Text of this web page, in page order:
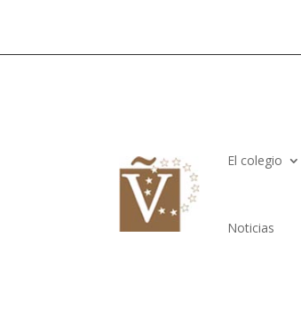
El colegio
Noticias